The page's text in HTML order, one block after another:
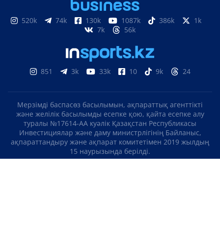
520k 74k 130k 1087k 386k
1k
7k
56k
851 3k 33k 10 9k 24
Мерзімді баспасөз басылымын, ақпараттық агенттікті
және желілік басылымды есепке қою, қайта есепке алу
туралы №17614-АА куәлік Қазақстан Республикасы
Инвестициялар және даму министрлігінің Байланыс,
ақпараттандыру және ақпарат комитетімен 2019 жылдың
15 наурызында берілді.